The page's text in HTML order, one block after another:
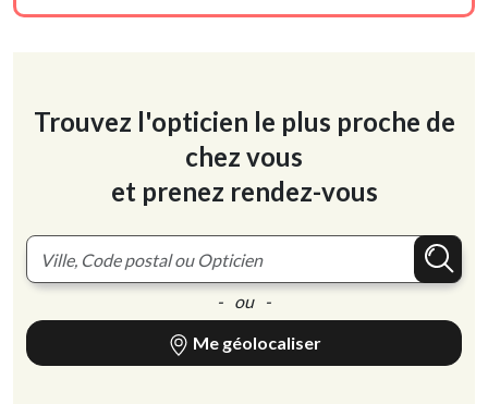
Trouvez l'opticien le plus proche de
chez vous
et prenez rendez-vous
- ou -
Me géolocaliser